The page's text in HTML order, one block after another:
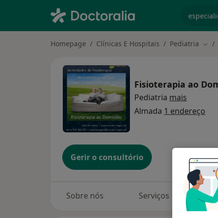
Homepage Clínicas E Hospitais Pediatria
Fisioterapia ao
Pediatria mais
Almada 1 endereço
Gerir o consultório
Sobre nós Serviços